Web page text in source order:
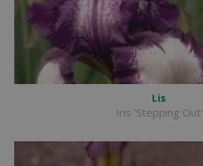
Lis
Iris 'Stepping Out'